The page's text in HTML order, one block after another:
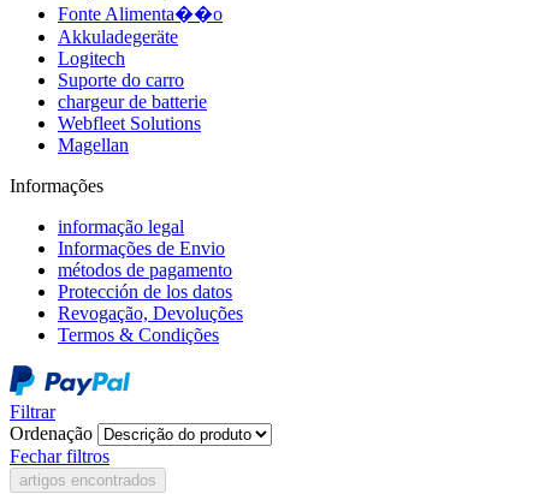
Fonte Alimenta��o
Akkuladegeräte
Logitech
Suporte do carro
chargeur de batterie
Webfleet Solutions
Magellan
Informações
informação legal
Informações de Envio
métodos de pagamento
Protección de los datos
Revogação, Devoluções
Termos & Condições
Filtrar
Ordenação
Fechar filtros
artigos encontrados